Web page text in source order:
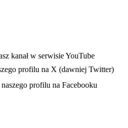
w nowej karcie
kanał w serwisie YouTube
profilu na X (dawniej Twitter)
się w nowej karcieprofilu na Facebooku